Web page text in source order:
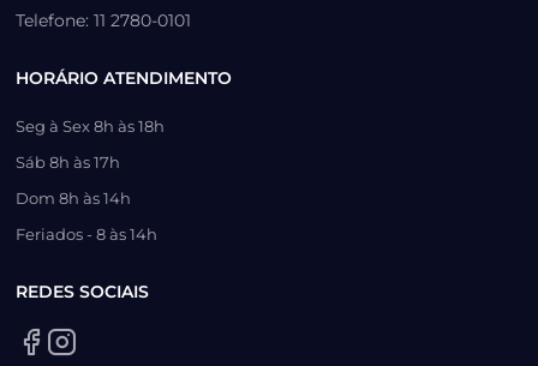
Telefone: 11 2780-0101
HORÁRIO ATENDIMENTO
Seg à Sex 8h às 18h
Sáb 8h às 17h
Dom 8h às 14h
Feriados - 8 às 14h
REDES SOCIAIS